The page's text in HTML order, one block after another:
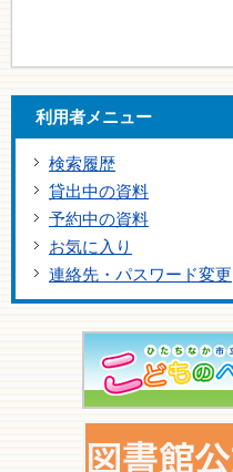
利用者メニュー
検索履歴
貸出中の資料
予約中の資料
お気に入り
連絡先・パスワード変更